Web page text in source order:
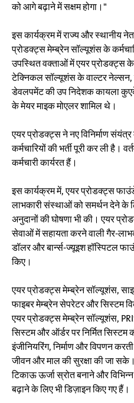
को आगे बढ़ाने में सक्षम होगा।"
इस कार्यक्रम में राज्य और स्थानीय
प्रोडक्ट्स मेम्ब्रेन सॉल्यूशंस के
उपस्थित वक्ताओं में एयर प्रोडक्ट्स
टेक्निकल सॉल्यूशंस के वाल्टर नेल्सन,
डेवलपमेंट की उप निदेशक कायला
के मेयर माइक मोएलर शामिल थे।
एयर प्रोडक्ट्स ने नए विनिर्माण
कर्मचारियों की भर्ती पूरी कर ली है।
कर्मचारी कार्यरत हैं।
इस कार्यक्रम में, एयर प्रोडक्ट्स
लाभकारी संस्थाओं को समर्थन देने के
अनुदानों की घोषणा भी की। एयर
सेवाओं में सहायता करने वाली गैर-
डॉलर और बार्न्स-ज्यूइश हॉस्पिटल
किए।
एयर प्रोडक्ट्स मेम्ब्रेन सॉल्यूशंस,
फाइबर मेम्ब्रेन सेपरेटर और सिस्टम
एयर प्रोडक्ट्स मेम्ब्रेन सॉल्यूशंस,
सिस्टम और ऑर्डर पर निर्मित सिस्टम
इंजीनियरिंग, निर्माण और विपणन
जीवन और माल की सुरक्षा की जा
टिकाऊ ऊर्जा स्रोत बनाने और
बढ़ाने के लिए भी डिज़ाइन किए गए हैं।